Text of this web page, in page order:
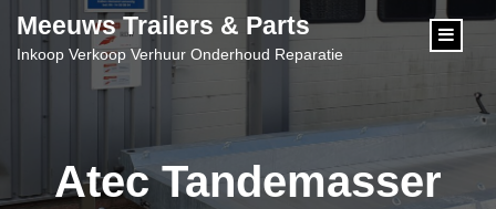
Meeuws Trailers & Parts
Inkoop Verkoop Verhuur Onderhoud Reparatie
Atec Tandemasser